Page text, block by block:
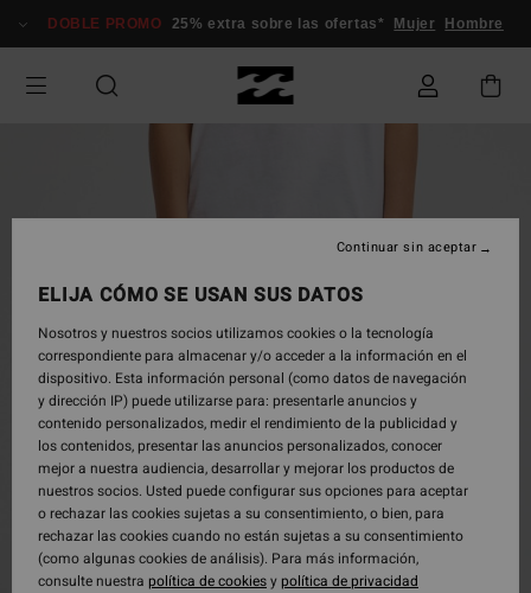
información
DOBLE PROMO 25% extra sobre las ofertas* Mujer Hombre
ELIJA CÓMO SE USAN SUS DATOS
Nosotros y nuestros socios utilizamos cookies o la tecnología
correspondiente para almacenar y/o acceder a la información en el
dispositivo. Esta información personal (como datos de navegación
y dirección IP) puede utilizarse para: presentarle anuncios y
contenido personalizados, medir el rendimiento de la publicidad y
los contenidos, presentar las anuncios personalizados, conocer
mejor a nuestra audiencia, desarrollar y mejorar los productos de
nuestros socios. Usted puede configurar sus opciones para aceptar
o rechazar las cookies sujetas a su consentimiento, o bien, para
rechazar las cookies cuando no están sujetas a su consentimiento
(como algunas cookies de análisis). Para más información,
consulte nuestra política de cookiesypolítica de privacidad
Continuar sin aceptar